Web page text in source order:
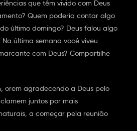
que têm vivido com Deus
Quem poderia contar algo
último domingo? Deus falou algo
última semana você viveu
com Deus? Compartilhe
orem agradecendo a Deus pelo
juntos por mais
a começar pela reunião